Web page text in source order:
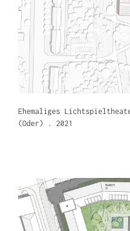
Ehemaliges
(Oder) . 2021